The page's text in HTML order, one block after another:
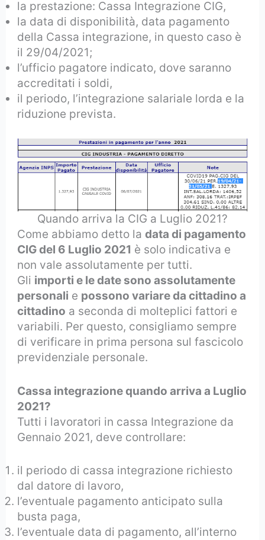
la prestazione: Cassa Integrazione CIG,
la data di disponibilità, data pagamento
della Cassa integrazione, in questo caso è
il 29/04/2021;
l’ufficio pagatore indicato, dove saranno
accreditati i soldi,
il periodo, l’integrazione salariale lorda e la
riduzione prevista.
Quando arriva la CIG a Luglio 2021?
Come abbiamo detto ladata di pagamento
CIG del 6 Luglio 2021 è solo indicativa e
non vale assolutamente per tutti.
Gli importi e le date sono assolutamente
personali e possono variare da cittadino a
cittadino a seconda di molteplici fattori e
variabili. Per questo, consigliamo sempre
di verificare in prima persona sul fascicolo
previdenziale personale.
Cassa integrazione quando arriva a Luglio
2021?
Tutti i lavoratori in cassa Integrazione da
Gennaio 2021, deve controllare:
il periodo di cassa integrazione richiesto
dal datore di lavoro,
l’eventuale pagamento anticipato sulla
busta paga,
l’eventuale data di pagamento, all’interno